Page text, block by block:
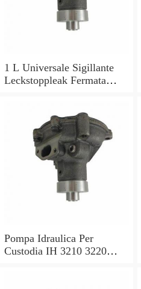
1 L Universale Sigillante
Leckstoppleak Fermata
Pompa Idraulica Per
Custodia IH 3210 3220